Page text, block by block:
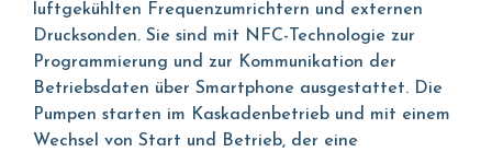
luftgekühlten Frequenzumrichtern und externen
Drucksonden. Sie sind mit NFC-Technologie zur
Programmierung und zur Kommunikation der
Betriebsdaten über Smartphone ausgestattet. Die
Pumpen starten im Kaskadenbetrieb und mit einem
Wechsel von Start und Betrieb, der eine